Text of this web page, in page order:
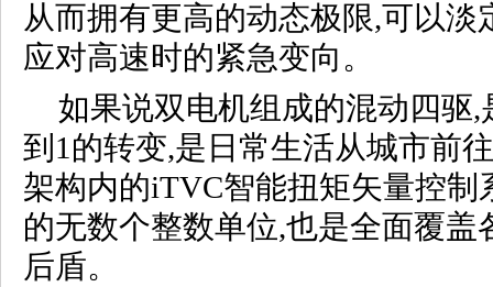
从而拥有更高的动态极限,可以淡
应对高速时的紧急变向。
如果说双电机组成的混动四驱,
到1的转变,是日常生活从城市前
架构内的iTVC智能扭矩矢量控制
的无数个整数单位,也是全面覆盖
后盾。